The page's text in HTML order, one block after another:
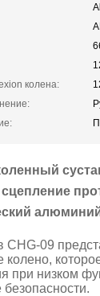
колена:
CHG-09
колено,
при низком